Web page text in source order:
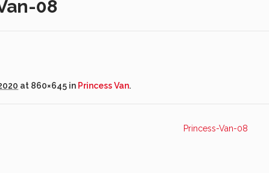
08
at 860×645 in Princess Van.